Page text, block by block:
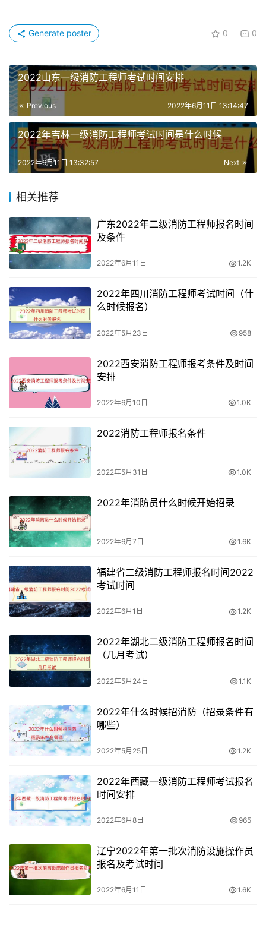
到继续教育的要求后方可申请初始注册。
（一）初始注册申请表；
（二）申请人身份证明材料、注册消防工程师资格证书等复
印件；
（三）聘用单位消防技术服务机构资质证书副本复印件或者
消防安全重点单位证明材料；
（四）与聘用单位签订的劳动合同或者聘用文件复印件，社
会保险证明或者人事证明复印件。聘用单位同时申请消防技
术服务机构资质的，申请人无需提供前款第三项规定的材
料。逾期申请初始注册的，还应当提交达到继续教育要求的
证明材料。
0 0
Generate poster
2022山东一级消防工程师考试时间安排
Previous 2022年6月11日 13:14:47
2022年吉林一级消防工程师考试时间是什么时候
Next
2022年6月11日 13:32:57
相关推荐
广东2022年二级消防工程师报名时间
及条件
2022年6月11日 1.2K
2022年四川消防工程师考试时间（什
么时候报名）
2022年5月23日 958
2022西安消防工程师报考条件及时间
安排
2022年6月10日 1.0K
2022消防工程师报名条件
2022年5月31日 1.0K
2022年消防员什么时候开始招录
2022年6月7日 1.6K
福建省二级消防工程师报名时间2022
考试时间
2022年6月1日 1.2K
2022年湖北二级消防工程师报名时间
（几月考试）
2022年5月24日 1.1K
2022年什么时候招消防（招录条件有
哪些）
2022年5月25日 1.2K
2022年西藏一级消防工程师考试报名
时间安排
2022年6月8日 965
辽宁2022年第一批次消防设施操作员
报名及考试时间
2022年6月11日 1.6K